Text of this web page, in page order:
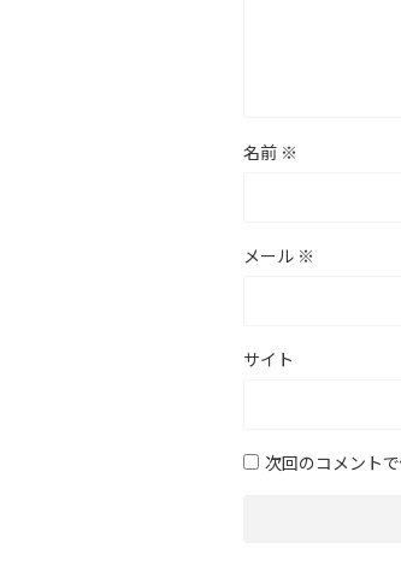
名前 ※
メール ※
サイト
次回のコメント